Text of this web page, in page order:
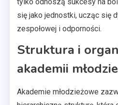
tylko odnoszą sukcesy na
się jako jednostki, ucząc się
zespołowej i odporności.
Struktura i
akademii
Akademie młodzieżowe